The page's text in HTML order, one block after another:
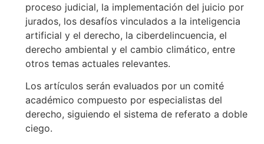
proceso judicial, la implementación del juicio por
jurados, los desafíos vinculados a la inteligencia
artificial y el derecho, la ciberdelincuencia, el
derecho ambiental y el cambio climático, entre
otros temas actuales relevantes.
Los artículos serán evaluados por un comité
académico compuesto por especialistas del
derecho, siguiendo el sistema de referato a doble
ciego.